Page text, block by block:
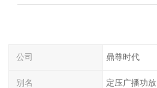
公司 鼎尊时代
别名 定压广播功放